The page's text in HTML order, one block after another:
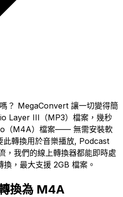
？ MegaConvert 讓一切變得簡
Layer III（MP3）檔案，幾秒
（M4A）檔案—— 無需安裝軟
此轉換用於音樂播放, Podcast
，我們的線上轉換器都能即時處
，最大支援 2GB 檔案。
換為 M4A